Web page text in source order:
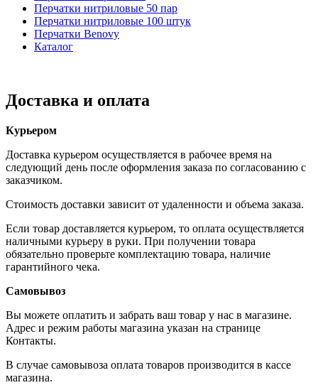
Перчатки нитриловые 50 пар
Перчатки нитриловые 100 штук
Перчатки Benovy
Каталог
Доставка и оплата
Курьером
Доставка курьером осуществляется в рабочее время на
следующий день после оформления заказа по согласованию с
заказчиком.
Стоимость доставки зависит от удаленности и объема заказа.
Если товар доставляется курьером, то оплата осуществляется
наличными курьеру в руки. При получении товара
обязательно проверьте комплектацию товара, наличие
гарантийного чека.
Самовывоз
Вы можете оплатить и забрать ваш товар у нас в магазине.
Адрес и режим работы магазина указан на странице
Контакты.
В случае самовывоза оплата товаров производится в кассе
магазина.